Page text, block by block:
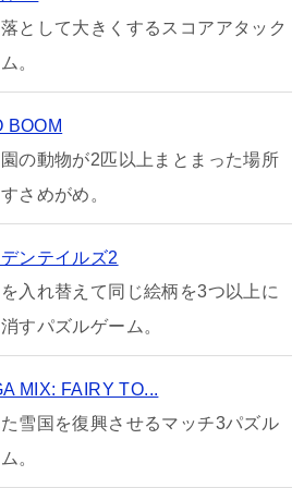
として大きくするスコアアタック
。
BOOM
の動物が2匹以上まとまった場所
さめがめ。
ンテイルズ2
入れ替えて同じ絵柄を3つ以上に
すパズルゲーム。
MIX: FAIRY TO...
雪国を復興させるマッチ3パズル
。